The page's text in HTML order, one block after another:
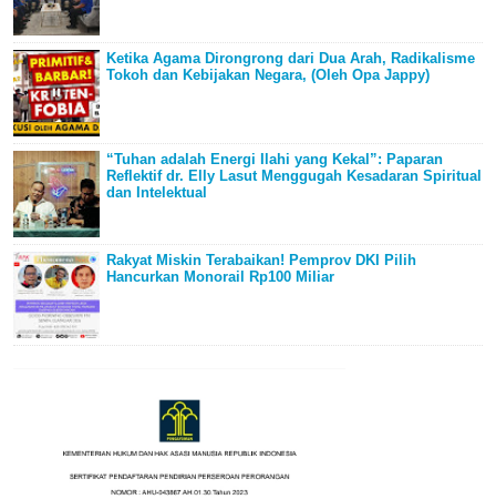
Ketika Agama Dirongrong dari Dua Arah, Radikalisme
Tokoh dan Kebijakan Negara, (Oleh Opa Jappy)
“Tuhan adalah Energi Ilahi yang Kekal”: Paparan
Reflektif dr. Elly Lasut Menggugah Kesadaran Spiritual
dan Intelektual
Rakyat Miskin Terabaikan! Pemprov DKI Pilih
Hancurkan Monorail Rp100 Miliar